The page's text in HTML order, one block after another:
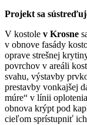
Projekt sa
V kostole v Krosne
v obnove fasády
oprave strešnej
povrchov v areáli
svahu, výstavby
prestavby vonkajšej
múre“ v línii
obnova krýpt pod
cieľom sprístupniť